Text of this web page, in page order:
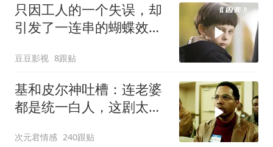
只因工人的一个失误，却
引发了一连串的蝴蝶效
豆豆影视 8跟贴
基和皮尔神吐槽：连老婆
都是统一白人，这剧太敢
次元君情感 240跟贴